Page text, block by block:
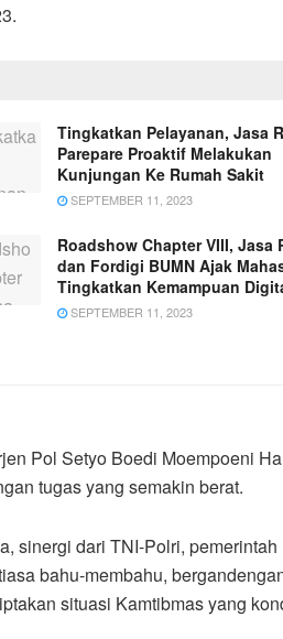
Tingkatkan Pelayanan, Jasa
Parepare Proaktif Melakukan
Kunjungan Ke Rumah Sakit
SEPTEMBER 11, 2023
Roadshow Chapter VIII, Jasa
dan Fordigi BUMN Ajak
Tingkatkan Kemampuan
SEPTEMBER 11, 2023
Pol Setyo Boedi Moempoeni
tugas yang semakin berat.
sinergi dari TNI-Polri, pemerintah
bahu-membahu,
situasi Kamtibmas yang